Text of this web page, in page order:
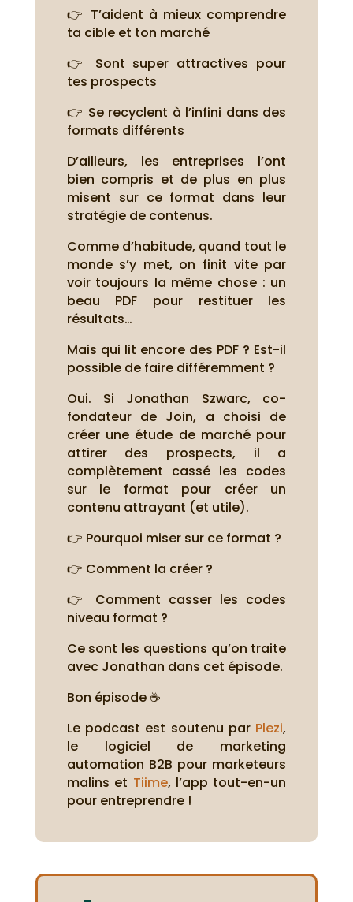
👉 T’aident à mieux comprendre
ta cible et ton marché
👉 Sont super attractives pour
tes prospects
👉 Se recyclent à l’infini dans des
formats différents
D’ailleurs, les entreprises l’ont
bien compris et de plus en plus
misent sur ce format dans leur
stratégie de contenus.
Comme d’habitude, quand tout le
monde s’y met, on finit vite par
voir toujours la même chose : un
beau PDF pour restituer les
résultats…
Mais qui lit encore des PDF ? Est-il
possible de faire différemment ?
Oui. Si Jonathan Szwarc, co-
fondateur de Join, a choisi de
créer une étude de marché pour
attirer des prospects, il a
complètement cassé les codes
sur le format pour créer un
contenu attrayant (et utile).
👉 Pourquoi miser sur ce format ?
👉 Comment la créer ?
👉 Comment casser les codes
niveau format ?
Ce sont les questions qu’on traite
avec Jonathan dans cet épisode.
Bon épisode ☕
Le podcast est soutenu par Plezi,
le logiciel de marketing
automation B2B pour marketeurs
malins et Tiime, l’app tout-en-un
pour entreprendre !